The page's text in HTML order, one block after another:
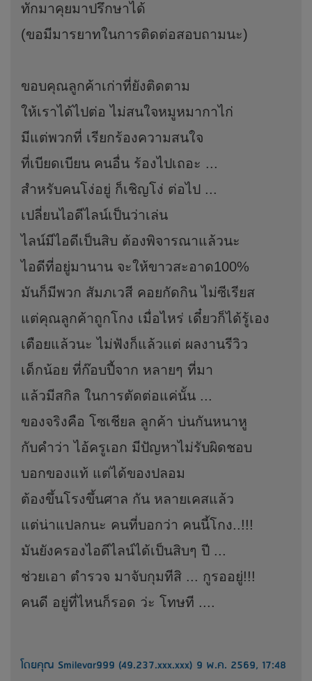
ทักมาคุยมาปรึกษาได้
(ขอมีมารยาทในการติดต่อสอบถามนะ)
ขอบคุณลูกค้าเก่าที่ยังติดตาม
ให้เราได้ไปต่อ ไม่สนใจหมูหมากาไก่
มีแต่พวกที่ เรียกร้องความสนใจ
ที่เบียดเบียน คนอื่น ร้องไปเถอะ ...
สำหรับคนโง่อยู่ ก็เชิญโง่ ต่อไป ...
เปลี่ยนไอดีไลน์เป็นว่าเล่น
ไลน์มีไอดีเป็นสิบ ต้องพิจารณาแล้วนะ
ไอดีที่อยู่มานาน จะให้ขาวสะอาด100%
มันก็มีพวก สัมภเวสี คอยกัดกิน ไม่ซีเรียส
แต่คุณลูกค้าถูกโกง เมื่อไหร่ เดี๋ยวก็ได้รู้เอง
เตือยแล้วนะ ไม่ฟังก็แล้วแต่ ผลงานรีวิว
เด็กน้อย ที่ก๊อบปี้จาก หลายๆ ที่มา
แล้วมีสกิล ในการตัดต่อแค่นั้น ...
ของจริงคือ โซเชียล ลูกค้า บ่นกันหนาหู
กับคำว่า ไอ้ครูเอก มีปัญหาไม่รับผิดชอบ
บอกของแท้ แต่ได้ของปลอม
ต้องขึ้นโรงขึ้นศาล กัน หลายเคสแล้ว
แต่น่าแปลกนะ คนที่บอกว่า คนนี้โกง..!!!
มันยังครองไอดีไลน์ได้เป็นสิบๆ ปี ...
ช่วยเอา ตำรวจ มาจับกุมทีสิ ... กูรออยู่!!!
คนดี อยู่ที่ไหนก็รอด ว่ะ โทษที ....
โดยคุณ Smilevar999 (49.237.xxx.xxx) 9 พ.ค. 2569, 17:48